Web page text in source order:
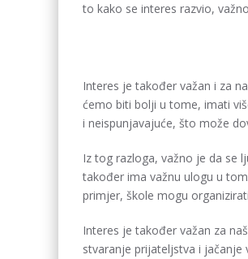
to kako se interes razvio,
Interes je također važan i za
ćemo biti bolji u tome, imati
i neispunjavajuće, što može
Iz tog razloga, važno je da se
također ima važnu ulogu u
primjer, škole mogu
Interes je također važan za
stvaranje prijateljstva i jačanje